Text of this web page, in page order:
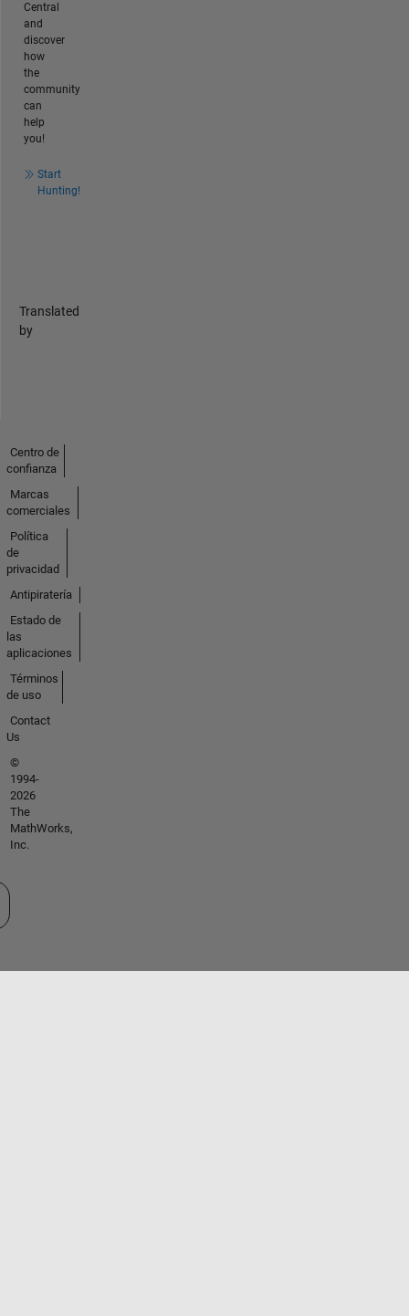
Central
and
discover
how
the
community
can
help
you!
Start
Hunting!
Translated
by
Centro de
confianza
Marcas
comerciales
Política
de
privacidad
Antipiratería
Estado de
las
aplicaciones
Términos
de uso
Contact
Us
©
1994-
2026
The
MathWorks,
Inc.
un país/idioma